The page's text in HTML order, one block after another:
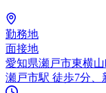
勤務地
面接地
愛知県瀬戸市東横
瀬戸市駅 徒歩7分、